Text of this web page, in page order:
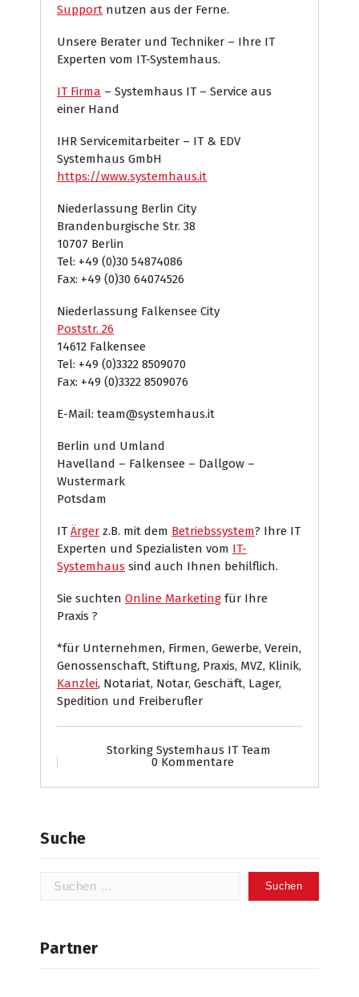
Support nutzen aus der Ferne.
Unsere Berater und Techniker – Ihre IT
Experten vom IT-Systemhaus.
IT Firma – Systemhaus IT – Service aus
einer Hand
IHR Servicemitarbeiter – IT & EDV
Systemhaus GmbH
https://www.systemhaus.it
Niederlassung Berlin City
Brandenburgische Str. 38
10707 Berlin
Tel: +49 (0)30 54874086
Fax: +49 (0)30 64074526
Niederlassung Falkensee City
Poststr. 26
14612 Falkensee
Tel: +49 (0)3322 8509070
Fax: +49 (0)3322 8509076
E-Mail: team@systemhaus.it
Berlin und Umland
Havelland – Falkensee – Dallgow –
Wustermark
Potsdam
IT Ärger z.B. mit dem Betriebssystem? Ihre IT
Experten und Spezialisten vom IT-
Systemhaus sind auch Ihnen behilflich.
Sie suchten Online Marketing für Ihre
Praxis ?
*für Unternehmen, Firmen, Gewerbe, Verein,
Genossenschaft, Stiftung, Praxis, MVZ, Klinik,
Kanzlei, Notariat, Notar, Geschäft, Lager,
Spedition und Freiberufler
Storking Systemhaus IT Team
0 Kommentare
Suche
Suchen
Partner